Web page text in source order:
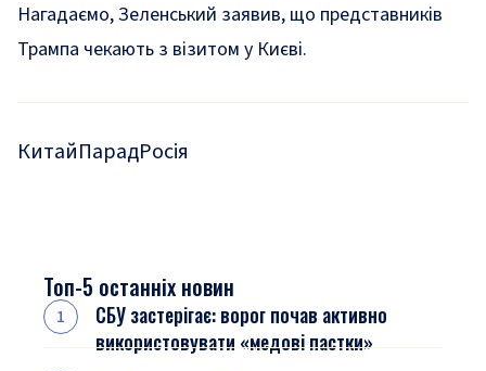
Нагадаємо, Зеленський заявив, що представників
Трампа чекають з візитом у Києві.
КитайПарадРосія
Топ-5 останніх новин
СБУ застерігає: ворог почав активно
використовувати «медові пастки»